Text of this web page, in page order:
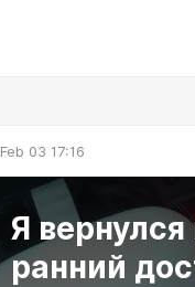
Feb 03 17:16
Я вернулся
ранний